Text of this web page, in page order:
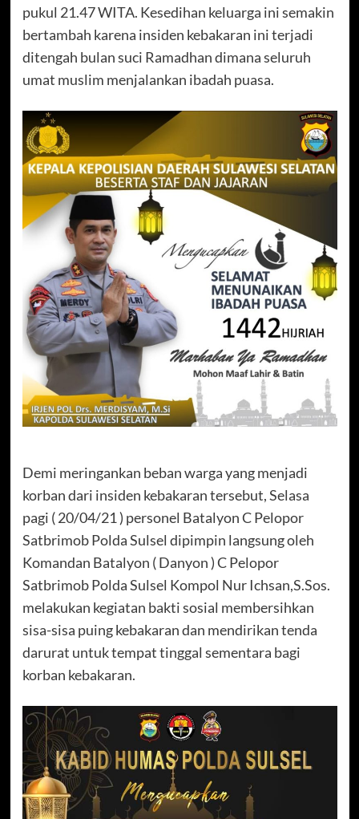
pukul 21.47 WITA. Kesedihan keluarga ini semakin
bertambah karena insiden kebakaran ini terjadi
ditengah bulan suci Ramadhan dimana seluruh
umat muslim menjalankan ibadah puasa.
Demi meringankan beban warga yang menjadi
korban dari insiden kebakaran tersebut, Selasa
pagi ( 20/04/21 ) personel Batalyon C Pelopor
Satbrimob Polda Sulsel dipimpin langsung oleh
Komandan Batalyon ( Danyon ) C Pelopor
Satbrimob Polda Sulsel Kompol Nur Ichsan,S.Sos.
melakukan kegiatan bakti sosial membersihkan
sisa-sisa puing kebakaran dan mendirikan tenda
darurat untuk tempat tinggal sementara bagi
korban kebakaran.